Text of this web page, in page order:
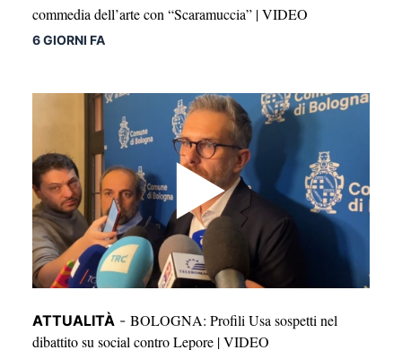
commedia dell’arte con “Scaramuccia” | VIDEO
6 GIORNI FA
ATTUALITÀ - BOLOGNA: Profili Usa sospetti nel
dibattito su social contro Lepore | VIDEO